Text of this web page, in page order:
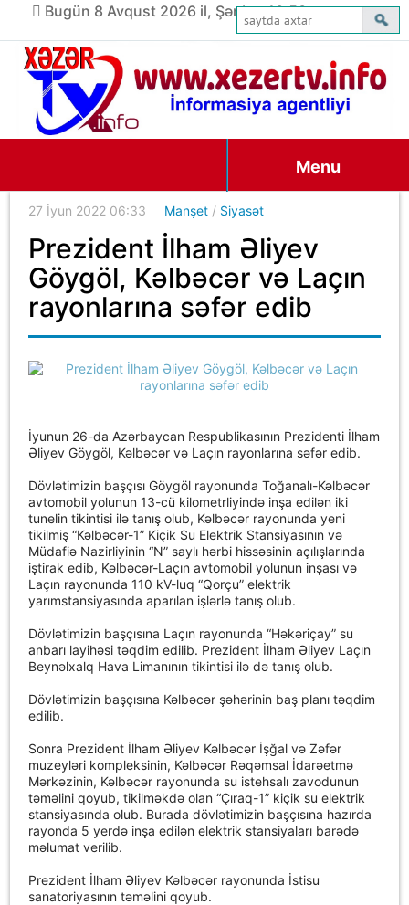
Bugün 8 Avqust 2026 il, Şənbə, 10:50
Menu
27 İyun 2022 06:33 Manşet / Siyasət
Prezident İlham Əliyev
Göygöl, Kəlbəcər və Laçın
rayonlarına səfər edib
İyunun 26-da Azərbaycan Respublikasının Prezidenti İlham
Əliyev Göygöl, Kəlbəcər və Laçın rayonlarına səfər edib.
Dövlətimizin başçısı Göygöl rayonunda Toğanalı-Kəlbəcər
avtomobil yolunun 13-cü kilometrliyində inşa edilən iki
tunelin tikintisi ilə tanış olub, Kəlbəcər rayonunda yeni
tikilmiş “Kəlbəcər-1” Kiçik Su Elektrik Stansiyasının və
Müdafiə Nazirliyinin “N” saylı hərbi hissəsinin açılışlarında
iştirak edib, Kəlbəcər-Laçın avtomobil yolunun inşası və
Laçın rayonunda 110 kV-luq “Qorçu” elektrik
yarımstansiyasında aparılan işlərlə tanış olub.
Dövlətimizin başçısına Laçın rayonunda “Həkəriçay” su
anbarı layihəsi təqdim edilib. Prezident İlham Əliyev Laçın
Beynəlxalq Hava Limanının tikintisi ilə də tanış olub.
Dövlətimizin başçısına Kəlbəcər şəhərinin baş planı təqdim
edilib.
Sonra Prezident İlham Əliyev Kəlbəcər İşğal və Zəfər
muzeyləri kompleksinin, Kəlbəcər Rəqəmsal İdarəetmə
Mərkəzinin, Kəlbəcər rayonunda su istehsalı zavodunun
təməlini qoyub, tikilməkdə olan “Çıraq-1” kiçik su elektrik
stansiyasında olub. Burada dövlətimizin başçısına hazırda
rayonda 5 yerdə inşa edilən elektrik stansiyaları barədə
məlumat verilib.
Prezident İlham Əliyev Kəlbəcər rayonunda İstisu
sanatoriyasının təməlini qoyub.